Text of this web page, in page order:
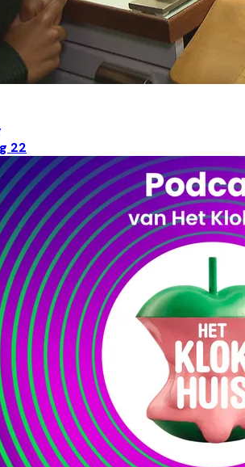
22